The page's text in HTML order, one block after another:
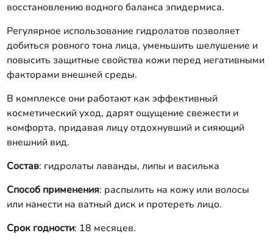
восстановлению водного баланса эпидермиса.
Регулярное использование гидролатов позволяет
добиться ровного тона лица, уменьшить шелушение и
повысить защитные свойства кожи перед негативными
факторами внешней среды.
В комплексе они работают как эффективный
косметический уход, дарят ощущение свежести и
комфорта, придавая лицу отдохнувший и сияющий
внешний вид.
Состав: гидролаты лаванды, липы и василька
Способ применения: распылить на кожу или волосы
или нанести на ватный диск и протереть лицо.
Срок годности: 18 месяцев.